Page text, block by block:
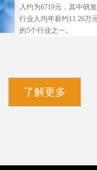
入约为6719元，其中研
行业人均年薪约11.26万
的5个行业之一。
了解更多